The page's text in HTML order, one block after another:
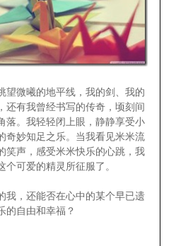
望微曦的地平线，我的剑、我的
还有我曾经书写的传奇，顷刻间
落。我轻轻闭上眼，静静享受小
奇妙知足之乐。当我看见米米流
笑声，感受米米快乐的心跳，我
可爱的精灵所征服了。
我，还能否在心中的某个早已遗
的自由和幸福？